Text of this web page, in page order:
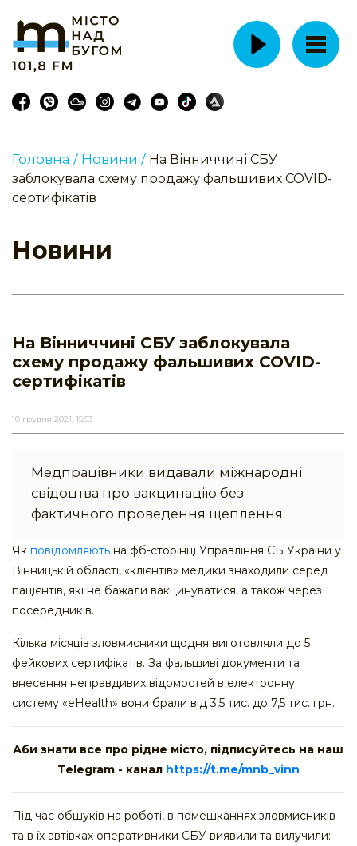
Головна / Новини / На Вінниччині СБУ
заблокувала схему продажу фальшивих COVID-
сертифікатів
Новини
На Вінниччині СБУ заблокувала
схему продажу фальшивих COVID-
сертифікатів
10 грудня 2021, 15:53
Медпрацівники видавали міжнародні
свідоцтва про вакцинацію без
фактичного проведення щеплення.
Як повідомляють на фб-сторінці Управління СБ України у
Вінницькій області, «клієнтів» медики знаходили серед
пацієнтів, які не бажали вакцинуватися, а також через
посередників.
Кілька місяців зловмисники щодня виготовляли до 5
фейкових сертифікатів. За фальшиві документи та
внесення неправдивих відомостей в електронну
систему «eHealth» вони брали від 3,5 тис. до 7,5 тис. грн.
Аби знати все про рідне місто, підписуйтесь на наш
Telegram - канал https://t.me/mnb_vinn
Під час обшуків на роботі, в помешканнях зловмисників
та в їх автівках оперативники СБУ виявили та вилучили: